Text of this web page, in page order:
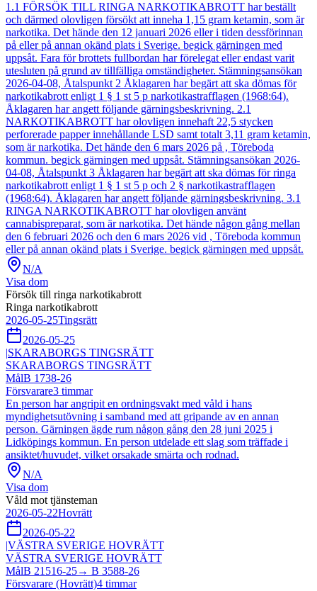
1.1 FÖRSÖK TILL RINGA NARKOTIKABROTT har beställt
och därmed olovligen försökt att inneha 1,15 gram ketamin, som är
narkotika. Det hände den 12 januari 2026 eller i tiden dessförinnan
på eller på annan okänd plats i Sverige. begick gärningen med
uppsåt. Fara för brottets fullbordan har förelegat eller endast varit
utesluten på grund av tillfälliga omständigheter. Stämningsansökan
2026-04-08, Åtalspunkt 2 Åklagaren har begärt att ska dömas för
narkotikabrott enligt 1 § 1 st 5 p narkotikastrafflagen (1968:64).
Åklagaren har angett följande gärningsbeskrivning. 2.1
NARKOTIKABROTT har olovligen innehaft 22,5 stycken
perforerade papper innehållande LSD samt totalt 3,11 gram ketamin,
som är narkotika. Det hände den 6 mars 2026 på , Töreboda
kommun. begick gärningen med uppsåt. Stämningsansökan 2026-
04-08, Åtalspunkt 3 Åklagaren har begärt att ska dömas för ringa
narkotikabrott enligt 1 § 1 st 5 p och 2 § narkotikastrafflagen
(1968:64). Åklagaren har angett följande gärningsbeskrivning. 3.1
RINGA NARKOTIKABROTT har olovligen använt
cannabispreparat, som är narkotika. Det hände någon gång mellan
den 6 februari 2026 och den 6 mars 2026 vid , Töreboda kommun
eller på annan okänd plats i Sverige. begick gärningen med uppsåt.
N/A
Visa dom
Försök till ringa narkotikabrott
Ringa narkotikabrott
2026-05-25Tingsrätt
2026-05-25
|SKARABORGS TINGSRÄTT
SKARABORGS TINGSRÄTT
MålB 1738-26
Försvarare3 timmar
En person har angripit en ordningsvakt med våld i hans
myndighetsutövning i samband med att gripande av en annan
person. Gärningen ägde rum någon gång den 28 juni 2025 i
Lidköpings kommun. En person utdelade ett slag som träffade i
ansiktet/huvudet, vilket orsakade smärta och rodnad.
N/A
Visa dom
Våld mot tjänsteman
2026-05-22Hovrätt
2026-05-22
|VÄSTRA SVERIGE HOVRÄTT
VÄSTRA SVERIGE HOVRÄTT
MålB 21516-25→ B 3588-26
Försvarare (Hovrätt)4 timmar